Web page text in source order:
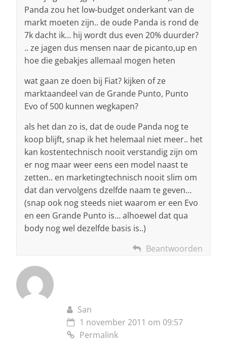
Panda zou het low-budget onderkant van de
markt moeten zijn.. de oude Panda is rond de
7k dacht ik… hij wordt dus even 20% duurder?
.. ze jagen dus mensen naar de picanto,up en
hoe die gebakjes allemaal mogen heten
wat gaan ze doen bij Fiat? kijken of ze
marktaandeel van de Grande Punto, Punto
Evo of 500 kunnen wegkapen?
als het dan zo is, dat de oude Panda nog te
koop blijft, snap ik het helemaal niet meer.. het
kan kostentechnisch nooit verstandig zijn om
er nog maar weer eens een model naast te
zetten.. en marketingtechnisch nooit slim om
dat dan vervolgens dzelfde naam te geven…
(snap ook nog steeds niet waarom er een Evo
en een Grande Punto is… alhoewel dat qua
body nog wel dezelfde basis is..)
Beantwoorden
San
1 november 2011 om 09:57
Permalink